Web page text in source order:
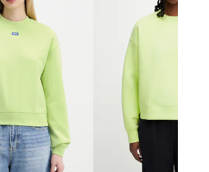
Ми рекомендуємо вибирати той
розмір, який Ви зазвичай носите.
Розмірна сітка